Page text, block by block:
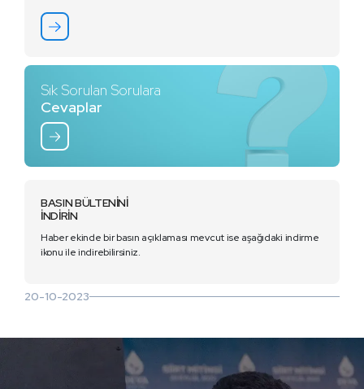
Sık Sorulan Sorulara
Cevaplar
BASIN BÜLTENİNİ
İNDİRİN
Haber ekinde bir basın açıklaması mevcut ise aşağıdaki indirme
ikonu ile indirebilirsiniz.
20-10-2023